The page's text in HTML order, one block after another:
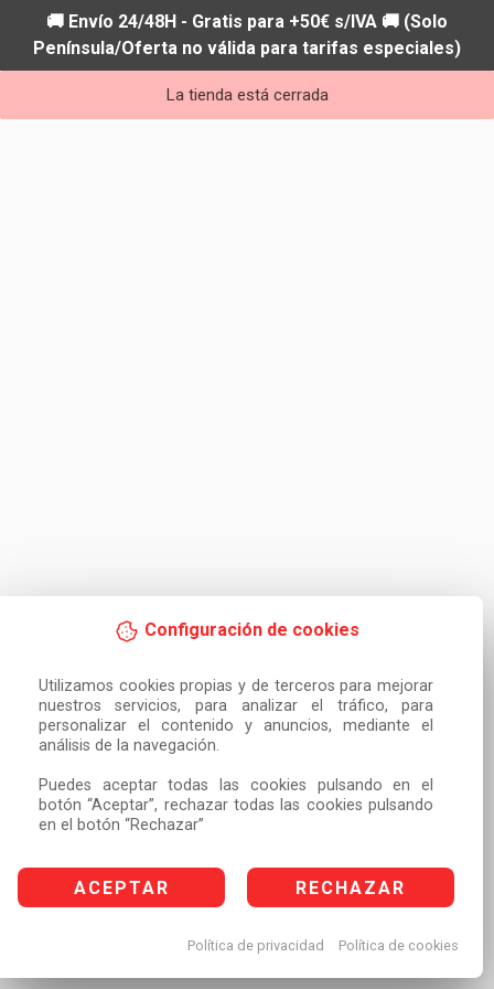
Configuración de cookies
Utilizamos cookies propias y de terceros para mejorar
nuestros servicios, para analizar el tráfico, para
personalizar el contenido y anuncios, mediante el
análisis de la navegación.
Puedes aceptar todas las cookies pulsando en el
botón “Aceptar”, rechazar todas las cookies pulsando
en el botón “Rechazar”
ACEPTAR RECHAZAR
Política de privacidad Política de cookies
🚚 Envío 24/48H - Gratis para +50€ s/IVA 🚚 (Solo
Península/Oferta no válida para tarifas especiales)
La tienda está cerrada